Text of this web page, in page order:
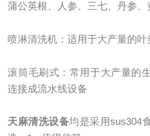
蒲公英根、人参、三七、丹参、
喷淋清洗机：适用于大产量的
滚筒毛刷式：常用于大产量的
连接成流水线设备
天麻清洗设备均是采用sus304